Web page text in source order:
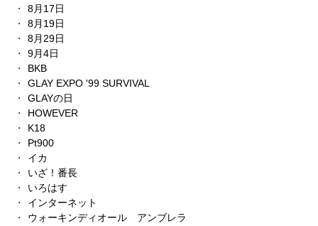
8月17日
8月19日
8月29日
9月4日
BKB
GLAY EXPO '99 SURVIVAL
GLAYの日
HOWEVER
K18
Pt900
イカ
いざ！番長
いろはす
インターネット
ウォーキンディオール アンブレラ